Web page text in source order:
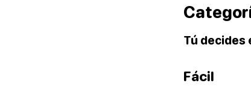
Tú decides
Fácil